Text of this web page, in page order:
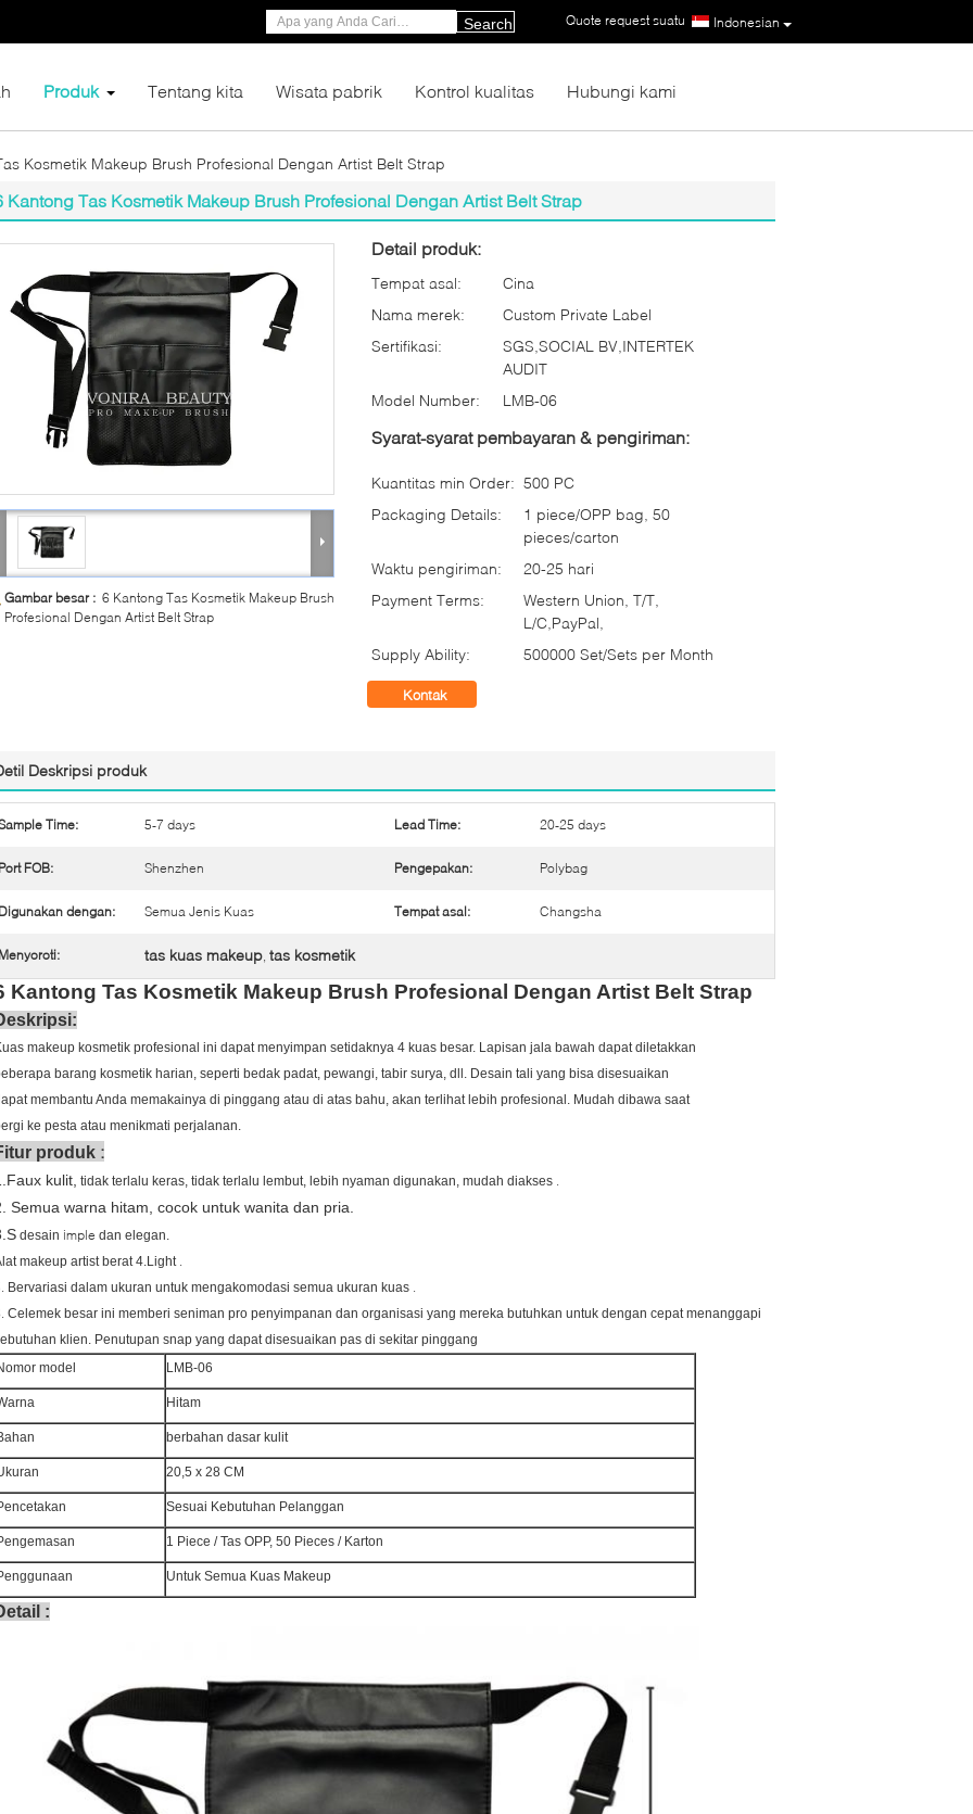
Indonesian
Quote request suatu |
Search
Produk Tentang kita Wisata pabrik Kontrol kualitas Hubungi kami
Kosmetik Makeup Brush Profesional Dengan Artist Belt Strap
Kantong Tas Kosmetik Makeup Brush Profesional Dengan Artist Belt Strap
Gambar besar : 6 Kantong Tas Kosmetik Makeup Brush
Profesional Dengan Artist Belt Strap
Detail produk:
Tempat asal:
Cina
Nama merek:
Custom Private Label
Sertifikasi:
SGS,SOCIAL BV,INTERTEK
AUDIT
Model Number:
LMB-06
Syarat-syarat pembayaran & pengiriman:
Kuantitas min Order: 500 PC
Packaging Details:
1 piece/OPP bag, 50
pieces/carton
Waktu pengiriman:
20-25 hari
Payment Terms:
Western Union, T/T,
L/C,PayPal,
Supply Ability:
500000 Set/Sets per Month
Kontak
Deskripsi produk
Time: 5-7 days Lead Time: 20-25 days
Port FOB: Shenzhen Pengepakan: Polybag
Digunakan dengan: Semua Jenis Kuas Tempat asal: Changsha
Menyoroti: tas kuas makeup, tas kosmetik
Kantong Tas Kosmetik Makeup Brush Profesional Dengan Artist Belt Strap
makeup kosmetik profesional ini dapat menyimpan setidaknya 4 kuas besar. Lapisan jala bawah dapat diletakkan
barang kosmetik harian, seperti bedak padat, pewangi, tabir surya, dll. Desain tali yang bisa disesuaikan
membantu Anda memakainya di pinggang atau di atas bahu, akan terlihat lebih profesional. Mudah dibawa saat
ke pesta atau menikmati perjalanan.
produk :
kulit, tidak terlalu keras, tidak terlalu lembut, lebih nyaman digunakan, mudah diakses .
Semua warna hitam, cocok untuk wanita dan pria.
desain imple dan elegan.
makeup artist berat 4.Light.
Bervariasi dalam ukuran untuk mengakomodasi semua ukuran kuas .
Celemek besar ini memberi seniman pro penyimpanan dan organisasi yang mereka butuhkan untuk dengan cepat menanggapi
klien. Penutupan snap yang dapat disesuaikan pas di sekitar pinggang
model
LMB-06
Hitam
berbahan dasar kulit
20,5 x 28 CM
Sesuai Kebutuhan Pelanggan
1 Piece / Tas OPP, 50 Pieces / Karton
Untuk Semua Kuas Makeup
: